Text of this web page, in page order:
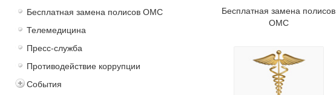
Бесплатная замена полисов ОМС
Телемедицина
Пресс-служба
Противодействие коррупции
События
Бесплатная замена полисов
ОМС